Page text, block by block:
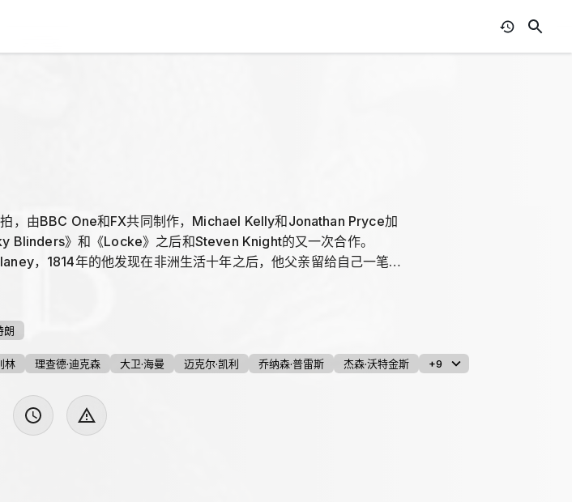
，由BBC One和FX共同制作，Michael Kelly和Jonathan Pryce加
Blinders》和《Locke》之后和Steven Knight的又一次合作。
，1814年的他发现在非洲生活十年之后，他父亲留给自己一笔神
，他又发现自己与东印度公司呈现对峙的状态，同时在英美两个参
饰演Zilpha Geary，Delaney同父异母的姐姐； David Hay...
朗
林 理查德·迪克森 大卫·海曼 迈克尔·凯利 乔纳森·普雷斯 杰森·沃特金斯 +9